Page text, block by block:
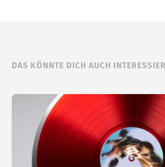
DAS KÖNNTE DICH AUCH